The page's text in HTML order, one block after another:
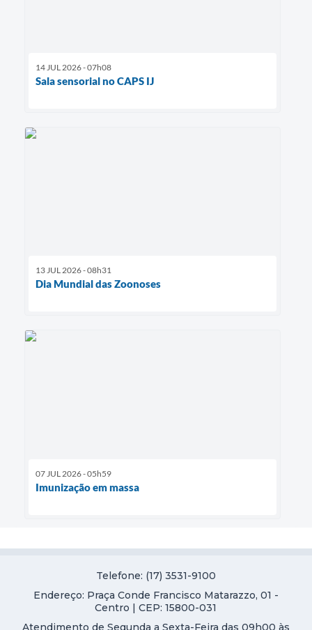
14 JUL 2026 - 07h08
Sala sensorial no CAPS IJ
13 JUL 2026 - 08h31
Dia Mundial das Zoonoses
07 JUL 2026 - 05h59
Imunização em massa
Telefone: (17) 3531-9100
Endereço: Praça Conde Francisco Matarazzo, 01 -
Centro | CEP: 15800-031
Atendimento de Segunda a Sexta-Feira das 09h00 às